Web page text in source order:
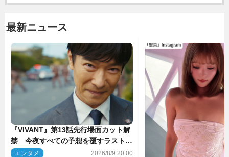
最新ニュース
『VIVANT』第13話先行場面カット解
禁 今夜すべての予想を覆すラストシ
ーンが…
エンタメ 2026/8/9 20:00